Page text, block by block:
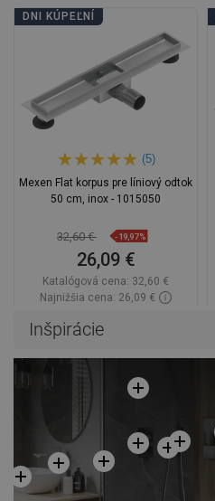
DNI KÚPEĽNÍ
(5)
Mexen Flat korpus pre líniový odtok
50 cm, inox - 1015050
32,60 € -19,97%
26,09 €
Katalógová cena: 32,60 €
Najnižšia cena: 26,09 €
Obľúbené
Inšpirácie